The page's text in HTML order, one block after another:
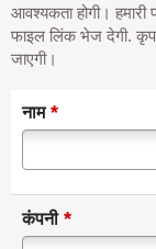
आवश्यकता होगी।
फाइल लिंक भेज देगी.
जाएगी।
नाम *
कंपनी *